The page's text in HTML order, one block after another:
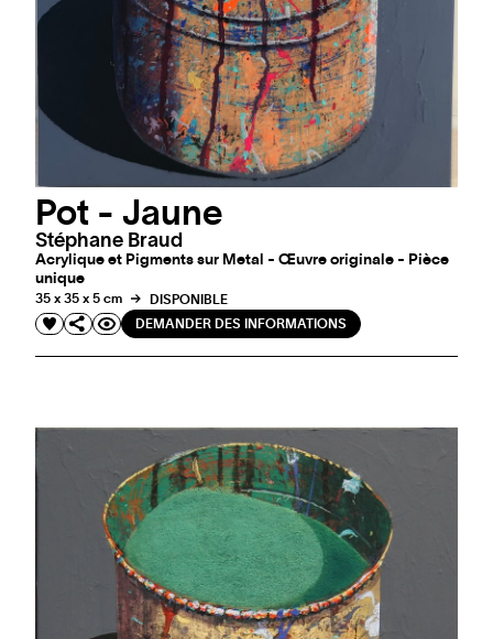
Pot - Jaune
Stéphane Braud
Acrylique et Pigments sur Metal - Œuvre originale - Pièce
unique
35 x 35 x 5 cm
DISPONIBLE
DEMANDER DES INFORMATIONS